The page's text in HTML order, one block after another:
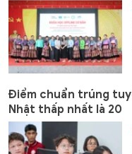
Điểm chuẩn trúng
Nhật thấp nhất là 20